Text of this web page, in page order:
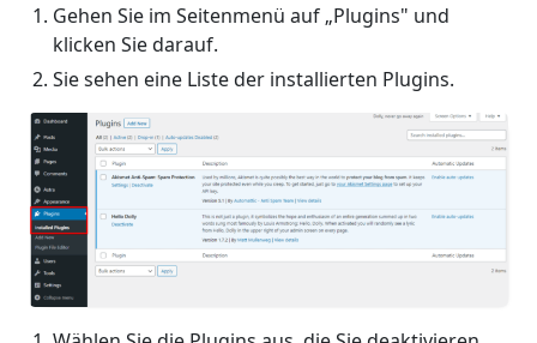
Gehen Sie im Seitenmenü auf „Plugins" und
klicken Sie darauf.
Sie sehen eine Liste der installierten Plugins.